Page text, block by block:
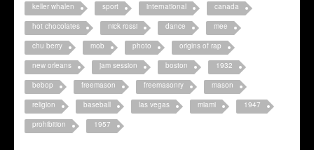
keller whalen
sport international
canada
hot chocolates
nick rossi dance
mee
chu berry
mob photo
origins of rap
new orleans
jam session boston
1932
bebop
freemason freemasonry
mason
religion
baseball las vegas miami
1947
prohibition
1957